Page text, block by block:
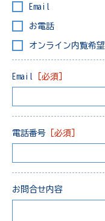
Email
お電話
オンライン内覧希望
Email ［必須］
電話番号 ［必須］
お問合せ内容